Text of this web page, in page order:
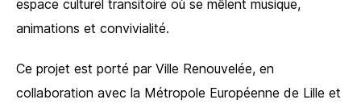
espace culturel transitoire où se mêlent musique,
animations et convivialité.
Ce projet est porté par Ville Renouvelée, en
collaboration avec la Métropole Européenne de Lille et